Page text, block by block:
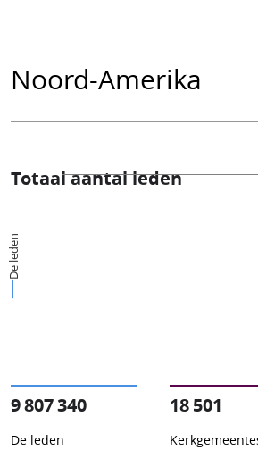
Noord-Amerika
Totaal aantal leden
De leden
9 807 340
De leden
18 501